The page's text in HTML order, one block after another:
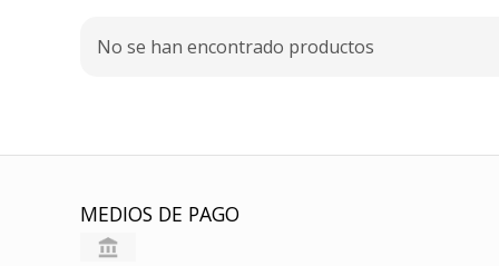
No se han encontrado productos
MEDIOS DE PAGO